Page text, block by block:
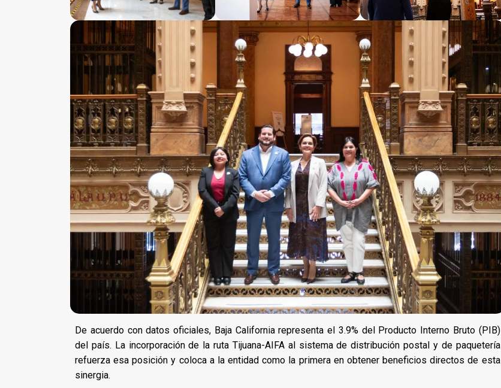
De acuerdo con datos oficiales, Baja California representa el 3.9% del Producto Interno Bruto (PIB)
del país. La incorporación de la ruta Tijuana-AIFA al sistema de distribución postal y de paquetería
refuerza esa posición y coloca a la entidad como la primera en obtener beneficios directos de esta
sinergia.